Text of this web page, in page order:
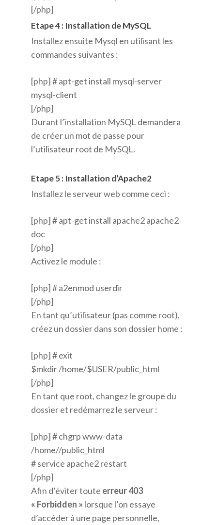
[/php]
Etape 4 : Installation de MySQL
Installez ensuite Mysql en utilisant les
commandes suivantes :
[php] # apt-get install mysql-server
mysql-client
[/php]
Durant l’installation MySQL demandera
de créer un mot de passe pour
l’utilisateur root de MySQL.
Etape 5 : Installation d’Apache2
Installez le serveur web comme ceci :
[php] # apt-get install apache2 apache2-
doc
[/php]
Activez le module :
[php] # a2enmod userdir
[/php]
En tant qu’utilisateur (pas comme root),
créez un dossier dans son dossier home :
[php] # exit
$mkdir /home/$USER/public_html
[/php]
En tant que root, changez le groupe du
dossier et redémarrez le serveur :
[php] # chgrp www-data
/home//public_html
# service apache2 restart
[/php]
Afin d’éviter toute erreur 403
« Forbidden » lorsque l’on essaye
d’accéder à une page personnelle,